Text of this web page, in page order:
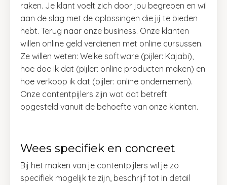
raken. Je klant voelt zich door jou begrepen en wil
aan de slag met de oplossingen die jij te bieden
hebt. Terug naar onze business. Onze klanten
willen online geld verdienen met online cursussen.
Ze willen weten: Welke software (pijler: Kajabi),
hoe doe ik dat (pijler: online producten maken) en
hoe verkoop ik dat (pijler: online ondernemen).
Onze contentpijlers zijn wat dat betreft
opgesteld vanuit de behoefte van onze klanten.
Wees specifiek en concreet
Bij het maken van je contentpijlers wil je zo
specifiek mogelijk te zijn, beschrijf tot in detail